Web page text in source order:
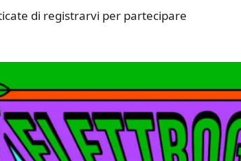
di registrarvi per partecipare